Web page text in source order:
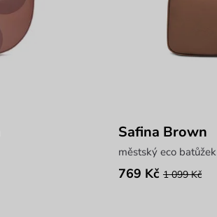
Safina Brown
městský eco batůžek
769 Kč 1 099 Kč